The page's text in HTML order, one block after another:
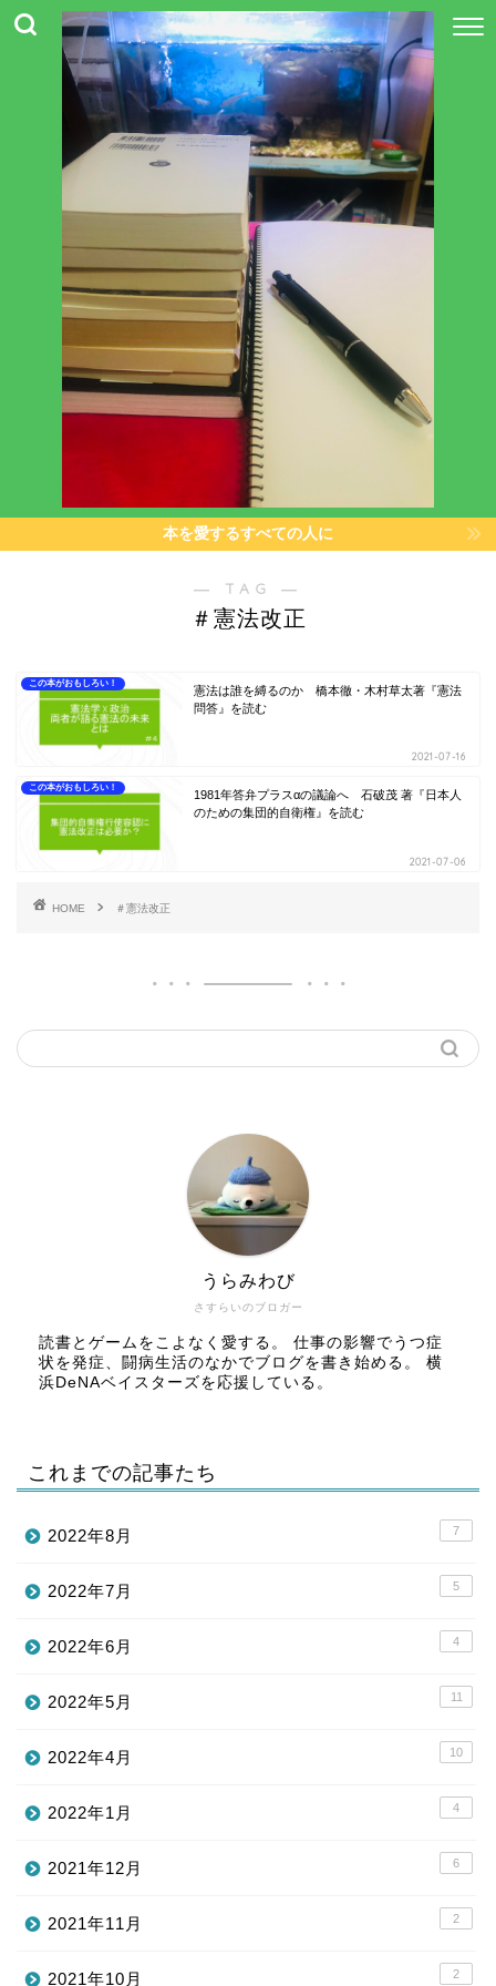
本を愛するすべての人に
― TAG ―
＃憲法改正
この本がおもしろい！
憲法は誰を縛るのか 橋本徹・木村草太著『憲法
問答』を読む
2021-07-16
この本がおもしろい！
1981年答弁プラスαの議論へ 石破茂 著『日本人
のための集団的自衛権』を読む
2021-07-06
HOME ＃憲法改正
さすらいのブロガー
うらみわび
読書とゲームをこよなく愛する。 仕事の影響でうつ症
状を発症、闘病生活のなかでブログを書き始める。 横
浜DeNAベイスターズを応援している。
これまでの記事たち
2022年8月 7
2022年7月 5
2022年6月 4
2022年5月 11
2022年4月 10
2022年1月 4
2021年12月 6
2021年11月 2
2021年10月 2